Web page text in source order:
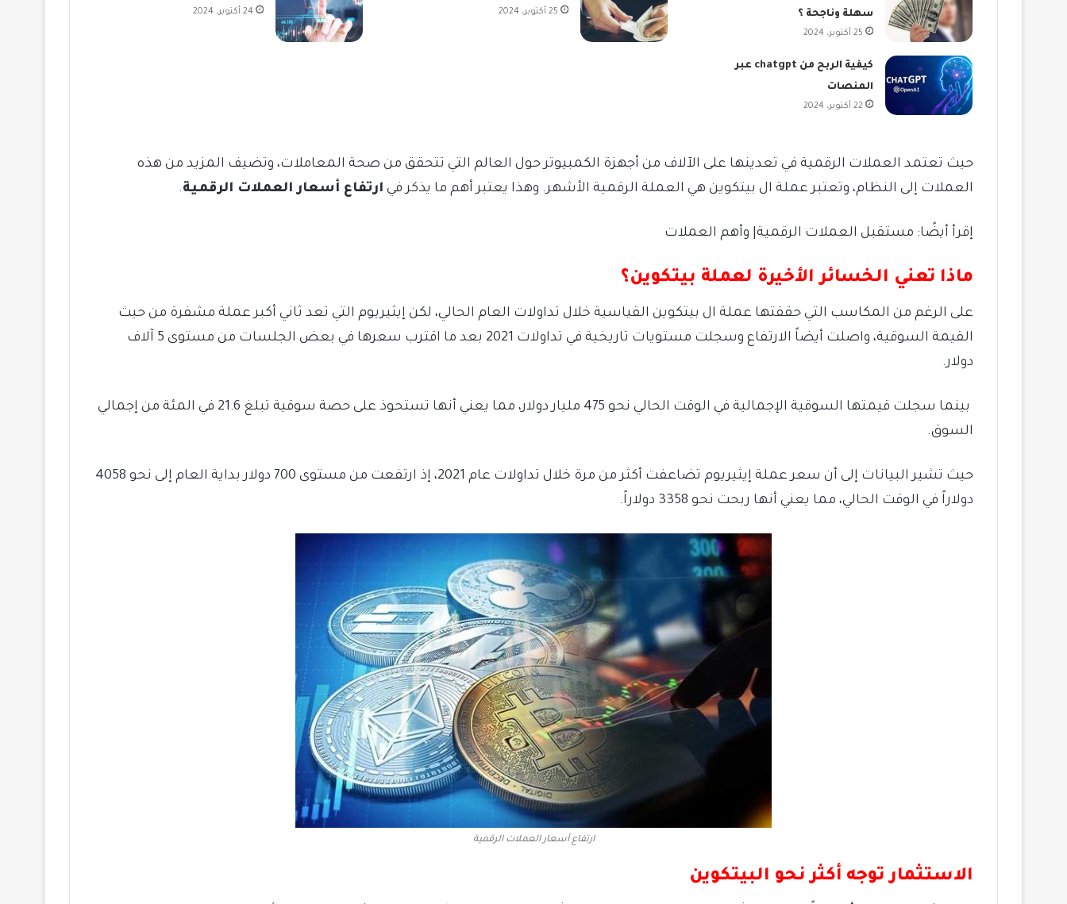
سهلة وناجحة ؟
25 أكتوبر، 2024
25 أكتوبر، 2024 24 أكتوبر، 2024
كيفية الربح من chatgpt عبر
المنصات
22 أكتوبر، 2024
حيث تعتمد العملات الرقمية في تعدينها على الآلاف من أجهزة الكمبيوتر حول العالم التي تتحقق من صحة المعاملات، وتضيف المزيد من هذه
العملات إلى النظام، وتعتبر عملة ال بيتكوين هي العملة الرقمية الأشهر. وهذا يعتبر أهم ما يذكر في ارتفاع أسعار العملات الرقمية.
إقرأ أيضًا: مستقبل العملات الرقمية| وأهم العملات
ماذا تعني الخسائر الأخيرة لعملة بيتكوين؟
على الرغم من المكاسب التي حققتها عملة ال بيتكوين القياسية خلال تداولات العام الحالي، لكن إيثيريوم التي تعد ثاني أكبر عملة مشفرة من حيث
القيمة السوقية، واصلت أيضاً الارتفاع وسجلت مستويات تاريخية في تداولات 2021 بعد ما اقترب سعرها في بعض الجلسات من مستوى 5 آلاف
دولار.
بينما سجلت قيمتها السوقية الإجمالية في الوقت الحالي نحو 475 مليار دولار، مما يعني أنها تستحوذ على حصة سوقية تبلغ 21.6 في المئة من إجمالي
السوق.
حيث تشير البيانات إلى أن سعر عملة إيثيريوم تضاعفت أكثر من مرة خلال تداولات عام 2021، إذ ارتفعت من مستوى 700 دولار بداية العام إلى نحو 4058
دولاراً في الوقت الحالي، مما يعني أنها ربحت نحو 3358 دولاراً.
ارتفاع أسعار العملات الرقمية
الاستثمار توجه أكثر نحو البيتكوين